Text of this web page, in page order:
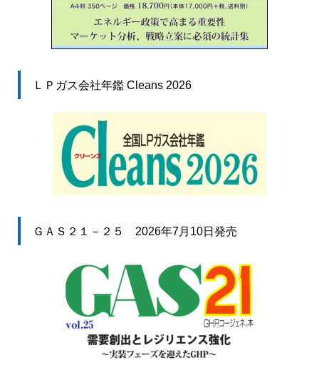
ＬＰガス会社年鑑 Cleans 2026
ＧＡＳ２１－２５ 2026年7月10日発売